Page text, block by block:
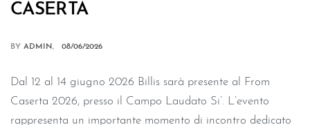
CASERTA
BY ADMIN 08/06/2026
Dal 12 al 14 giugno 2026 Billis sarà presente al From
Caserta 2026, presso il Campo Laudato Si’. L’evento
rappresenta un importante momento di incontro dedicato